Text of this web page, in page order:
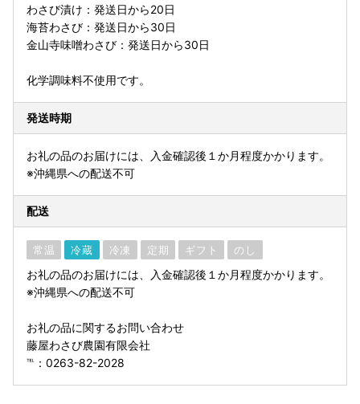
わさび漬け：発送日から20日
海苔わさび：発送日から30日
金山寺味噌わさび：発送日から30日
化学調味料不使用です。
発送時期
お礼の品のお届けには、入金確認後１か月程度かかります。
※沖縄県への配送不可
配送
常温 冷蔵 冷凍 定期 ギフト のし
お礼の品のお届けには、入金確認後１か月程度かかります。
※沖縄県への配送不可
お礼の品に関するお問い合わせ
藤屋わさび農園有限会社
℡：0263-82-2028